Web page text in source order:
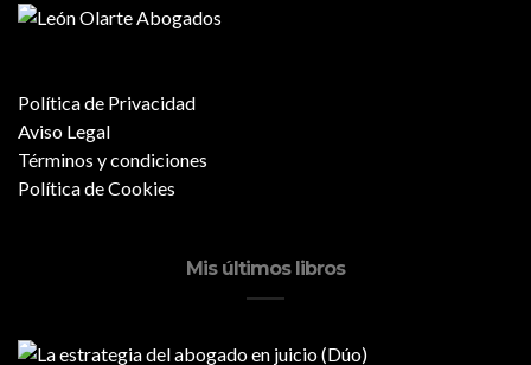
Política de Privacidad
Aviso Legal
Términos y condiciones
Política de Cookies
Mis últimos libros